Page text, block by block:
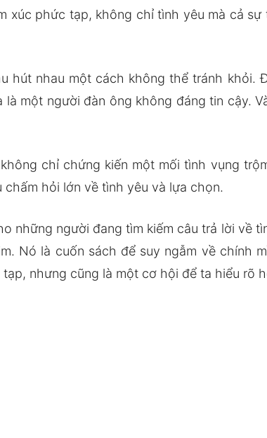
xúc phức tạp, không chỉ tình yêu mà cả
hút nhau một cách không thể tránh khỏi.
là một người đàn ông không đáng tin cậy.
chỉ chứng kiến một mối tình vụng
hỏi lớn về tình yêu và lựa chọn.
những người đang tìm kiếm câu trả lời về
Nó là cuốn sách để suy ngẫm về chính
nhưng cũng là một cơ hội để ta hiểu rõ